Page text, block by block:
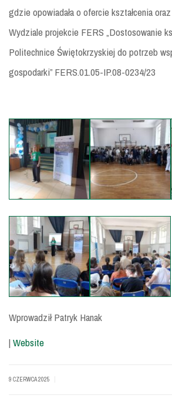
gdzie opowiadała o ofercie kształcenia
Wydziale projekcie FERS „Dostosowanie
Politechnice Świętokrzyskiej do potrzeb
gospodarki” FERS.01.05-IP.08-0234/23
Wprowadził Patryk Hanak
| Website
9 CZERWCA 2025